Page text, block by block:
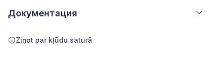
Документация
Ziņot par kļūdu saturā